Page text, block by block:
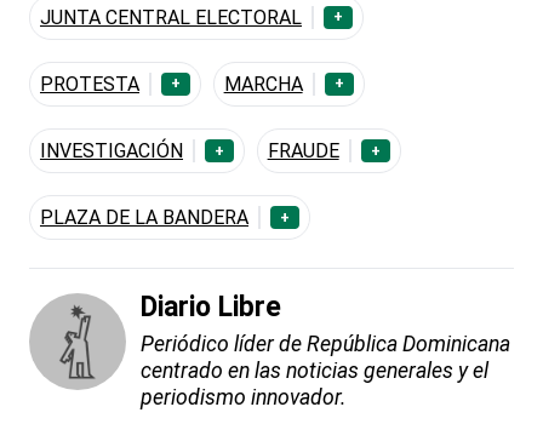
JUNTA CENTRAL ELECTORAL +
PROTESTA + MARCHA +
INVESTIGACIÓN + FRAUDE +
PLAZA DE LA BANDERA +
Diario Libre
Periódico líder de República Dominicana
centrado en las noticias generales y el
periodismo innovador.